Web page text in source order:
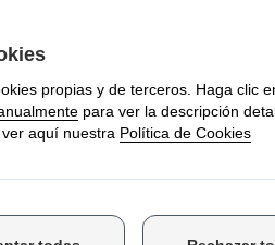
sella la bolsa al
Así, limpiar tu aspiradora es
Captura el
con5 capas de filtración eficiente
hogar, asegurando un